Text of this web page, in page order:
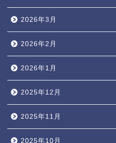
2026年3月
2026年2月
2026年1月
2025年12月
2025年11月
2025年10月